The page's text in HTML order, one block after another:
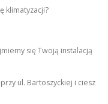
klimatyzacji?
się Twoją instalacją
ul. Bartoszyckiej i ciesz